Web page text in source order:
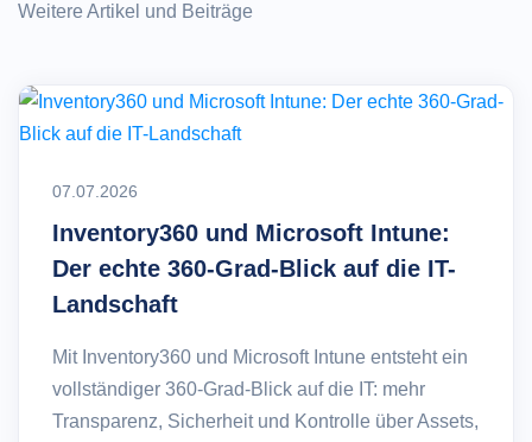
Weitere Artikel und Beiträge
07.07.2026
Inventory360 und Microsoft Intune:
Der echte 360-Grad-Blick auf die IT-
Landschaft
Mit Inventory360 und Microsoft Intune entsteht ein
vollständiger 360-Grad-Blick auf die IT: mehr
Transparenz, Sicherheit und Kontrolle über Assets,